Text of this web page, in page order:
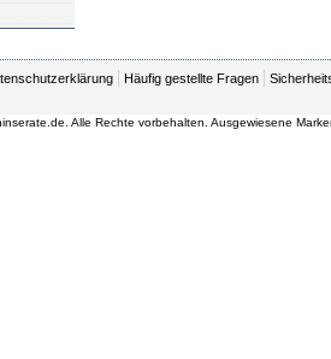
Häufig gestellte Fragen
Alle Rechte vorbehalten. Ausgewiesene